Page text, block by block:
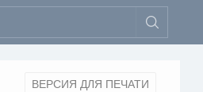
ВЕРСИЯ ДЛЯ ПЕЧАТИ